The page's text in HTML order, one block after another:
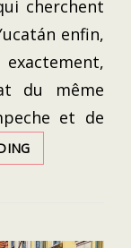
cherchent
enfin,
du même
et de
MEXIQUE
2017
YUCATAN/